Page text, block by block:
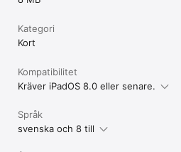
Kategori
Kort
Kompatibilitet
Kräver iPadOS 8.0 eller senare.
Språk
svenska och 8 till